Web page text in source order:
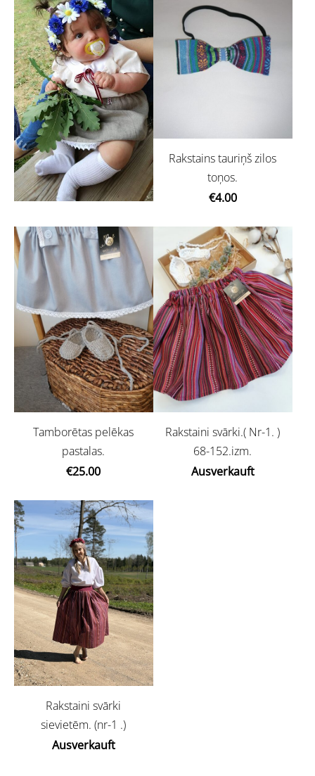
Rakstains tauriņš zilos
toņos.
€4.00
Tamborētas pelēkas
pastalas.
€25.00
Rakstaini svārki.( Nr-1. )
68-152.izm.
Ausverkauft
Rakstaini svārki
sievietēm. (nr-1 .)
Ausverkauft